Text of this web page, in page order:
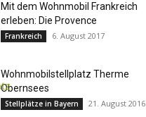
Mit dem Wohnmobil Frankreich
erleben: Die Provence
Frankreich 6. August 2017
Wohnmobilstellplatz Therme
Obernsees
Stellplätze in Bayern 21. August 2016